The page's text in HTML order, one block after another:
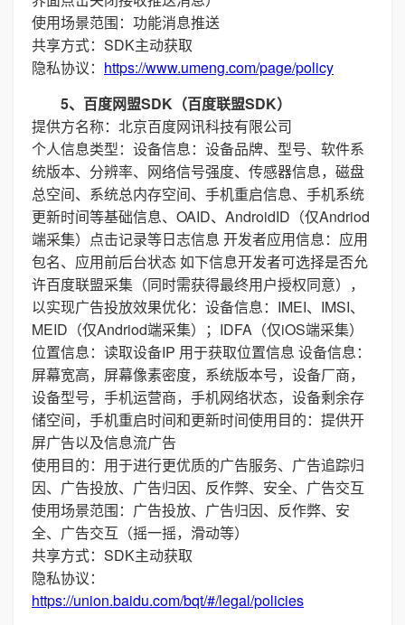
使用场景范围：功能消息推送
共享方式：SDK主动获取
隐私协议： https://www.umeng.com/page/policy
5、百度网盟SDK（百度联盟SDK）
提供方名称：北京百度网讯科技有限公司
个人信息类型：设备信息：设备品牌、型号、软件系
统版本、分辨率、网络信号强度、传感器信息，磁盘
总空间、系统总内存空间、手机重启信息、手机系统
更新时间等基础信息、OAID、AndroidID（仅Andriod
端采集）点击记录等日志信息 开发者应用信息：应用
包名、应用前后台状态 如下信息开发者可选择是否允
许百度联盟采集（同时需获得最终用户授权同意），
以实现广告投放效果优化：设备信息：IMEI、IMSI、
MEID（仅Andriod端采集）；IDFA（仅iOS端采集）
位置信息：读取设备IP 用于获取位置信息 设备信息：
屏幕宽高，屏幕像素密度，系统版本号，设备厂商，
设备型号，手机运营商，手机网络状态，设备剩余存
储空间，手机重启时间和更新时间使用目的：提供开
屏广告以及信息流广告
使用目的：用于进行更优质的广告服务、广告追踪归
因、广告投放、广告归因、反作弊、安全、广告交互
使用场景范围：广告投放、广告归因、反作弊、安
全、广告交互（摇一摇，滑动等）
共享方式：SDK主动获取
隐私协议：
https://union.baidu.com/bqt/#/legal/policies